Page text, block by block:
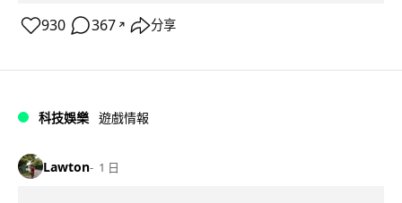
930 367 ↗ 分享
科技娛樂 遊戲情報
Lawton 1 日